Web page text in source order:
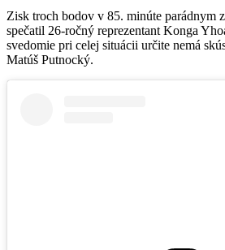
Zisk troch bodov v 85. minúte parádnym
spečatil 26-ročný reprezentant Konga
svedomie pri celej situácii určite nemá
Matúš Putnocký.